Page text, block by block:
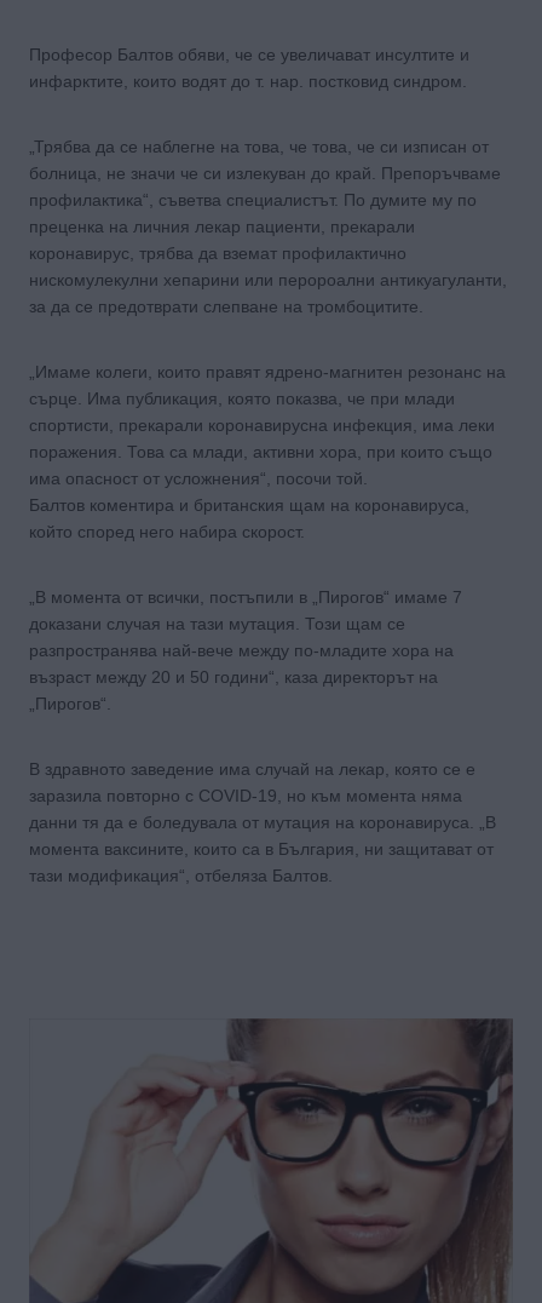
Професор Балтов обяви, че се увеличават инсултите и
инфарктите, които водят до т. нар. постковид синдром.
„Трябва да се наблегне на това, че това, че си изписан от
болница, не значи че си излекуван до край. Препоръчваме
профилактика“, съветва специалистът. По думите му по
преценка на личния лекар пациенти, прекарали
коронавирус, трябва да вземат профилактично
нискомулекулни хепарини или перороални антикуагуланти,
за да се предотврати слепване на тромбоцитите.
„Имаме колеги, които правят ядрено-магнитен резонанс на
сърце. Има публикация, която показва, че при млади
спортисти, прекарали коронавирусна инфекция, има леки
поражения. Това са млади, активни хора, при които също
има опасност от усложнения“, посочи той.
Балтов коментира и британския щам на коронавируса,
който според него набира скорост.
„В момента от всички, постъпили в „Пирогов“ имаме 7
доказани случая на тази мутация. Този щам се
разпространява най-вече между по-младите хора на
възраст между 20 и 50 години“, каза директорът на
„Пирогов“.
В здравното заведение има случай на лекар, която се е
заразила повторно с COVID-19, но към момента няма
данни тя да е боледувала от мутация на коронавируса. „В
момента ваксините, които са в България, ни защитават от
тази модификация“, отбеляза Балтов.